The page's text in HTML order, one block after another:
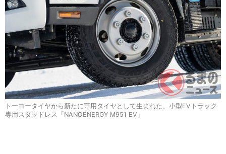
トーヨータイヤから新たに専用タイヤとして生まれた、小型EVトラック
専用スタッドレス「NANOENERGY M951 EV」